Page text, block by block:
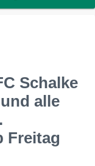
Schalke
alle
Freitag